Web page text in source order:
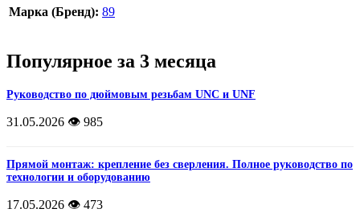
Марка (Бренд): 89
Популярное за 3 месяца
Руководство по дюймовым резьбам UNC и UNF
31.05.2026 👁️ 985
Прямой монтаж: крепление без сверления. Полное руководство по
технологии и оборудованию
17.05.2026 👁️ 473